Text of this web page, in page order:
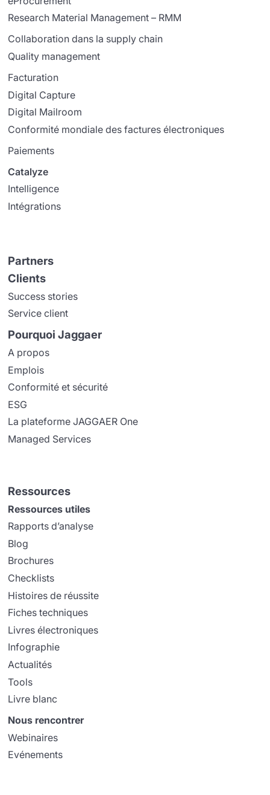
Research Material Management – RMM
Collaboration dans la supply chain
Quality management
Facturation
Digital Capture
Digital Mailroom
Conformité mondiale des factures électroniques
Paiements
Catalyze
Intelligence
Intégrations
Partners
Clients
Success stories
Service client
Pourquoi Jaggaer
A propos
Emplois
Conformité et sécurité
ESG
La plateforme JAGGAER One
Managed Services
Ressources
Ressources utiles
Rapports d’analyse
Blog
Brochures
Checklists
Histoires de réussite
Fiches techniques
Livres électroniques
Infographie
Actualités
Tools
Livre blanc
Nous rencontrer
Webinaires
Evénements